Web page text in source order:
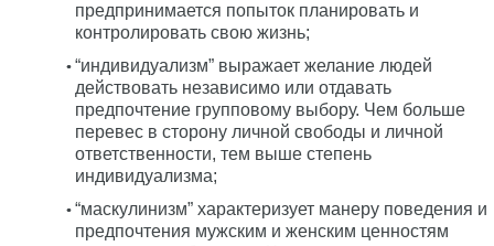
предпринимается попыток планировать и
контролировать свою жизнь;
“индивидуализм” выражает желание людей
действовать независимо или отдавать
предпочтение групповому выбору. Чем больше
перевес в сторону личной свободы и личной
ответственности, тем выше степень
индивидуализма;
“маскулинизм” характеризует манеру поведения и
предпочтения мужским и женским ценностям